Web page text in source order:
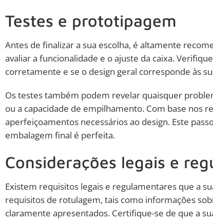
Testes e prototipagem
Antes de finalizar a sua escolha, é altamente
avaliar a funcionalidade e o ajuste da caixa.
corretamente e se o design geral corresponde às
Os testes também podem revelar quaisquer
ou a capacidade de empilhamento. Com base nos
aperfeiçoamentos necessários ao design. Este
embalagem final é perfeita.
Considerações legais e
Existem requisitos legais e regulamentares que a
requisitos de rotulagem, tais como informações
claramente apresentados. Certifique-se de que a